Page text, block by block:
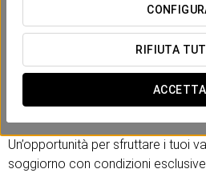
RIFIUTA
ACCETTA
Goditi vantaggi esclusivi durante il
Se sei socio AAA o CAA, puoi
sconto sulla tua prenotazione,
trattamento che scegli. Basta
momento della prenotazione.
Un’opportunità per sfruttare i tuoi
soggiorno con condizioni